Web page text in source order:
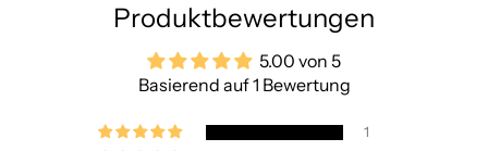
Produktbewertungen
5.00 von 5
Basierend auf 1 Bewertung
1